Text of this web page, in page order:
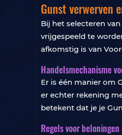
Gunst verwerven
Bij het selecteren
vrijgespeeld te
afkomstig is van
Handelsmechanisme
Er is één manier om
er echter rekening
betekent dat je je
Regels voor